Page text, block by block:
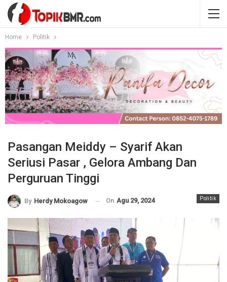
Home Politik
Pasangan Meiddy – Syarif Akan
Seriusi Pasar , Gelora Ambang Dan
Perguruan Tinggi
Politik
By Herdy Mokoagow On Agu 29, 2024